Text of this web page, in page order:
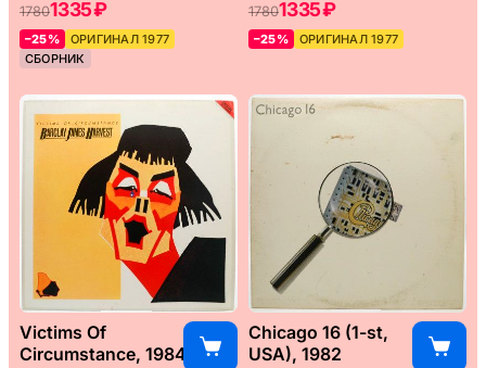
17801335 ₽
–25%
ОРИГИНАЛ 1977
СБОРНИК
17801335 ₽
–25% ОРИГИНАЛ 1977
Victims Of
Circumstance, 1984
Chicago 16 (1-st,
USA), 1982